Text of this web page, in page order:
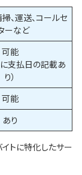
、運送、コールセ
ーなど
可能
に支払日の記載あ
り）
可能
あり
トに特化したサー